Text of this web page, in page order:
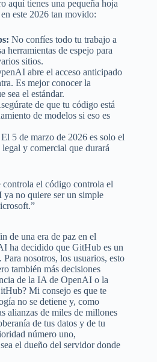
aquí tienes una pequeña hoja
este 2026 tan movido:
No confíes todo tu trabajo a
herramientas de espejo para
sitios.
abre el acceso anticipado
Es mejor conocer la
sea el estándar.
de que tu código está
de modelos si eso es
El 5 de marzo de 2026 es solo el
y comercial que durará
el código controla el
no quiere ser un simple
de una era de paz en el
ha decidido que GitHub es un
nosotros, los usuarios, esto
también más decisiones
de la IA de OpenAI o la
Mi consejo es que te
no se detiene y, como
alianzas de miles de millones
de tus datos y de tu
número uno,
el dueño del servidor donde